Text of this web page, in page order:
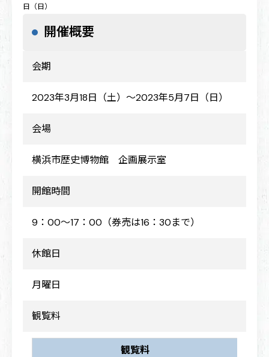
日（日）
開催概要
会期
2023年3月18日（土）～2023年5月7日（日）
会場
横浜市歴史博物館 企画展示室
開館時間
9：00～17：00（券売は16：30まで）
休館日
月曜日
観覧料
観覧料